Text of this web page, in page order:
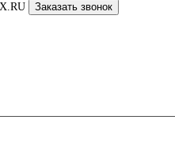
Заказать звонок